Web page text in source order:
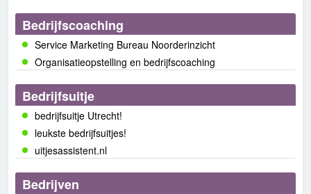
Bedrijfscoaching
Service Marketing Bureau Noorderinzicht
Organisatieopstelling en bedrijfscoaching
Bedrijfsuitje
bedrijfsuitje Utrecht!
leukste bedrijfsuitjes!
uitjesassistent.nl
Bedrijven